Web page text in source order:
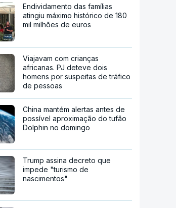
Endividamento das famílias
atingiu máximo histórico de 180
mil milhões de euros
Viajavam com crianças
africanas. PJ deteve dois
homens por suspeitas de tráfico
de pessoas
China mantém alertas antes de
possível aproximação do tufão
Dolphin no domingo
Trump assina decreto que
impede "turismo de
nascimentos"